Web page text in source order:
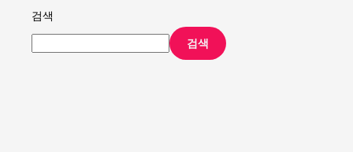
검색
검색